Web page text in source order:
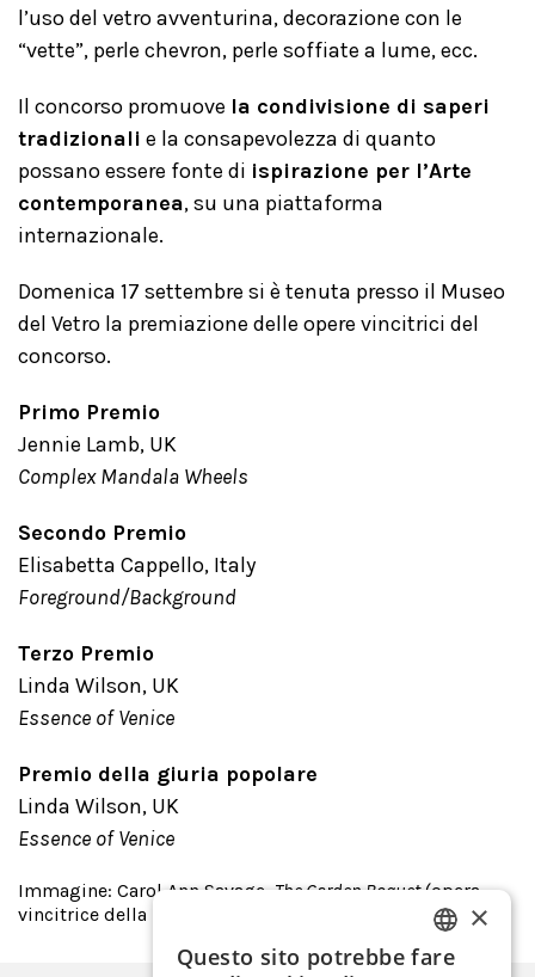
l’uso del vetro avventurina, decorazione con le
“vette”, perle chevron, perle soffiate a lume, ecc.
Il concorso promuove la condivisione di saperi
tradizionali e la consapevolezza di quanto
possano essere fonte di ispirazione per l’Arte
contemporanea, su una piattaforma
internazionale.
Domenica 17 settembre si è tenuta presso il Museo
del Vetro la premiazione delle opere vincitrici del
concorso.
Primo Premio
Jennie Lamb, UK
Complex Mandala Wheels
Secondo Premio
Elisabetta Cappello, Italy
Foreground/Background
Terzo Premio
Linda Wilson, UK
Essence of Venice
Premio della giuria popolare
Linda Wilson, UK
Essence of Venice
Immagine: Carol Ann Savage,The Garden Boquet(opera
vincitrice della prima edizione del Concorso)
ITALIAN
×
Questo sito potrebbe fare